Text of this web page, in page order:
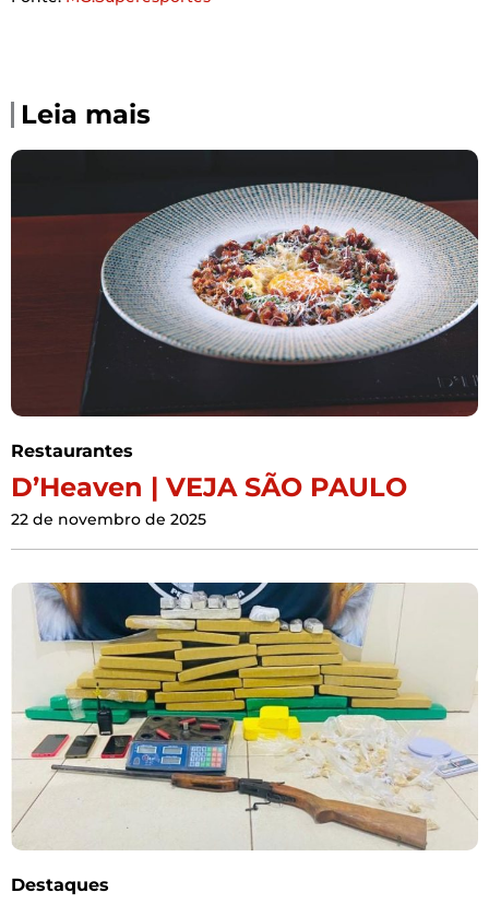
Leia mais
Restaurantes
D’Heaven | VEJA SÃO PAULO
22 de novembro de 2025
Destaques